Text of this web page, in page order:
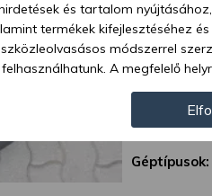
Ár: 5
Szállítási
Cikkszám:
Géptípusok:
és tartalom
termékek kifejlesztéséhez
módszerrel
A megfelelő
szerint adatkezelést
előtt részletesebb
személyes adatainak bizonyos
tiltakozni az ilyen jellegű
visszatérve vagy az